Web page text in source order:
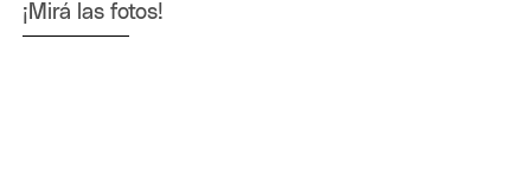
¡Mirá las fotos!